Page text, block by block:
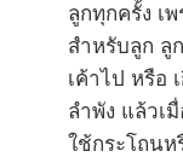
ลูกทุกครั้ง เ
สำหรับลูก ลู
เค้าไป หรือ
ลำพัง แล้วเ
ใช้กระโถนห